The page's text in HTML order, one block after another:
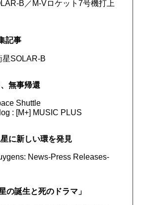
B／M-Vロケット7号機打上
記事
星SOLAR-B
無事帰還
Shuttle
: [M+] MUSIC PLUS
に新しい環を発見
News-Press Releases-
の誕生と死のドラマ」